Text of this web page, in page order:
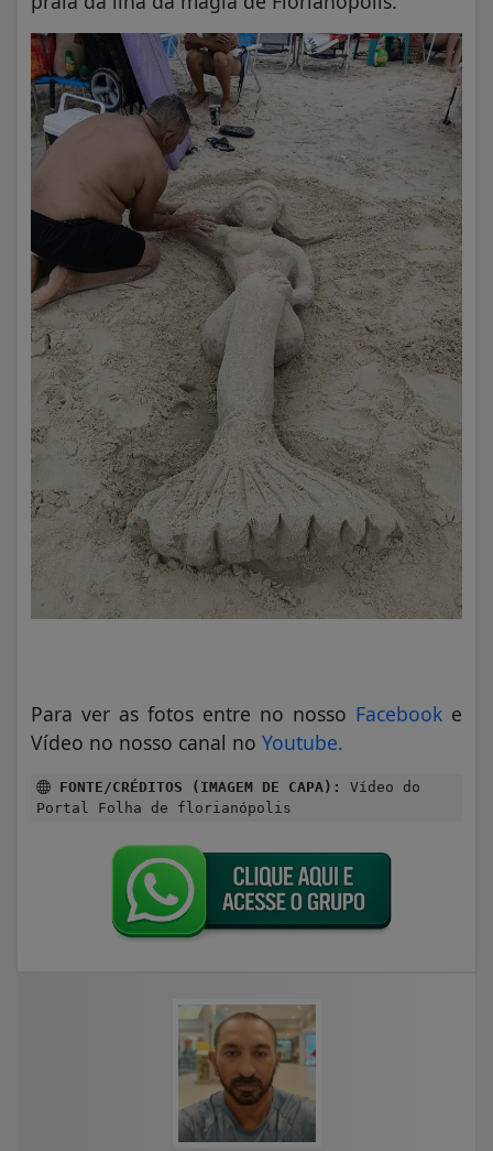
Para ver as fotos entre no nosso Facebook e
Vídeo no nosso canal no Youtube.
FONTE/CRÉDITOS (IMAGEM DE CAPA):
Vídeo do
Portal Folha de florianópolis